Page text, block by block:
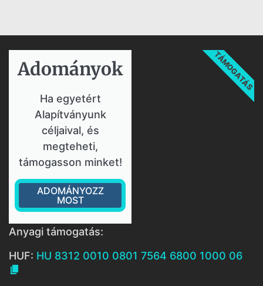
Adományok​
Ha egyetért
Alapítványunk
céljaival, és
megteheti,
támogasson minket!
ADOMÁNYOZZ
MOST
TÁMOGATÁS
Anyagi támogatás:
HUF: HU 8312 0010 0801 7564 6800 1000 06
